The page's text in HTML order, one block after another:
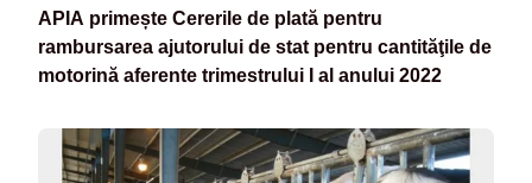
APIA primește Cererile de plată pentru
rambursarea ajutorului de stat pentru cantităţile de
motorină aferente trimestrului I al anului 2022